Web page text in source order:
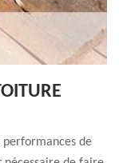
performances de